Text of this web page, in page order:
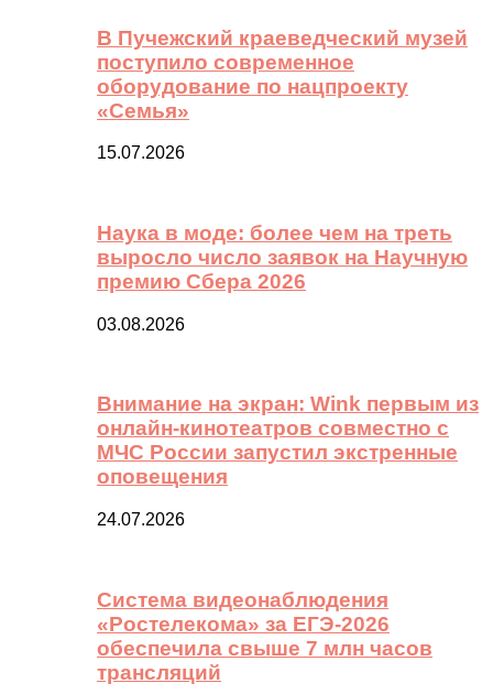
В Пучежский краеведческий музей
поступило современное
оборудование по нацпроекту
«Семья»
15.07.2026
Наука в моде: более чем на треть
выросло число заявок на Научную
премию Сбера 2026
03.08.2026
Внимание на экран: Wink первым из
онлайн-кинотеатров совместно с
МЧС России запустил экстренные
оповещения
24.07.2026
Система видеонаблюдения
«Ростелекома» за ЕГЭ-2026
обеспечила свыше 7 млн часов
трансляций